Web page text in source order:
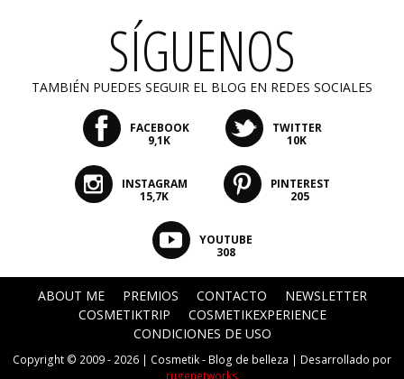
SÍGUENOS
TAMBIÉN PUEDES SEGUIR EL BLOG EN REDES SOCIALES
FACEBOOK
9,1K
TWITTER
10K
INSTAGRAM
15,7K
PINTEREST
205
YOUTUBE
308
ABOUT ME PREMIOS CONTACTO
NEWSLETTER
COSMETIKTRIP
COSMETIKEXPERIENCE
CONDICIONES DE USO
Copyright © 2009 - 2026 | Cosmetik - Blog de belleza | Desarrollado por